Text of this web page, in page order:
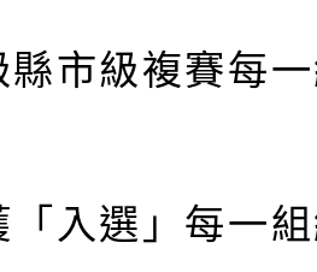
縣市級複賽每
「入選」每一